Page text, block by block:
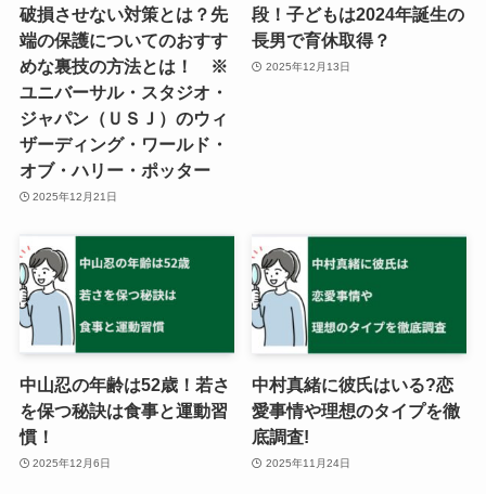
破損させない対策とは？先
端の保護についてのおすす
めな裏技の方法とは！ ※
ユニバーサル・スタジオ・
ジャパン（ＵＳＪ）のウィ
ザーディング・ワールド・
オブ・ハリー・ポッター
2025年12月21日
段！子どもは2024年誕生の
長男で育休取得？
2025年12月13日
中山忍の年齢は52歳！若さ
を保つ秘訣は食事と運動習
慣！
2025年12月6日
中村真緒に彼氏はいる?恋
愛事情や理想のタイプを徹
底調査!
2025年11月24日